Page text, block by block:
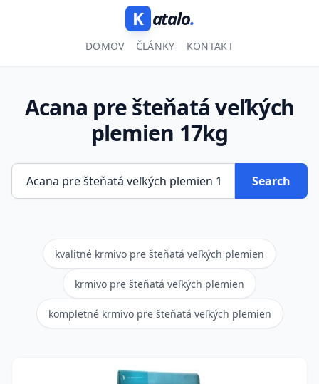
K atalo.
DOMOV ČLÁNKY KONTAKT
Acana pre šteňatá veľkých
plemien 17kg
Search
kvalitné krmivo pre šteňatá veľkých plemien
krmivo pre šteňatá veľkých plemien
kompletné krmivo pre šteňatá veľkých plemien